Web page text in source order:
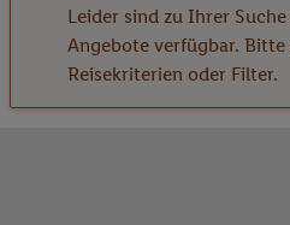
Leider sind zu Ihrer
Angebote verfügbar.
Reisekriterien oder Filter.